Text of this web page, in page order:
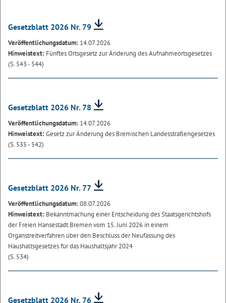
Gesetzblatt 2026 Nr. 79
Veröffentlichungsdatum: 14.07.2026
Hinweistext: Fünftes Ortsgesetz zur Änderung des Aufnahmeortsgesetzes
(S. 543 - 544)
Gesetzblatt 2026 Nr. 78
Veröffentlichungsdatum: 14.07.2026
Hinweistext:Gesetz zur Änderung des Bremischen Landesstraßengesetzes
(S. 535 - 542)
Gesetzblatt 2026 Nr. 77
Veröffentlichungsdatum:08.07.2026
Hinweistext: Bekanntmachung einer Entscheidung des Staatsgerichtshofs
der Freien Hansestadt Bremen vom 15. Juni 2026 in einem
Organstreitverfahren über den Beschluss der Neufassung des
Haushaltsgesetzes für das Haushaltsjahr 2024
(S. 534)
Gesetzblatt 2026 Nr. 76